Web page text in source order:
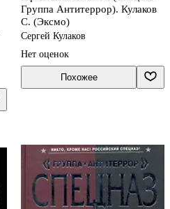
Группа Антитеррор). Кулаков
С. (Эксмо)
Сергей Кулаков
Нет оценок
Похожее